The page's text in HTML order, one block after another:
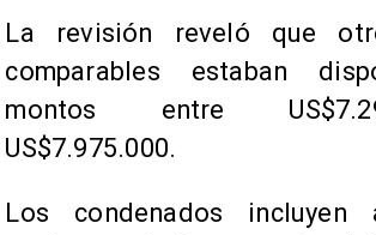
La revisión reveló que
comparables estaban
montos entre
US$7.975.000.
Los condenados incluyen